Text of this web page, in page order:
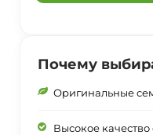
Почему
Оригинальные
Высокое